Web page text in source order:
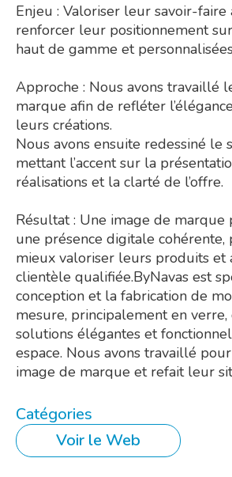
Enjeu : Valoriser leur savoir-faire
renforcer leur positionnement
haut de gamme et
Approche : Nous avons travaillé
marque afin de refléter
leurs créations.
Nous avons ensuite redessiné le
mettant l’accent sur la
réalisations et la clarté de l’offre.
Résultat : Une image de
une présence digitale
mieux valoriser leurs produits et
clientèle qualifiée.ByNavas est
conception et la fabrication de
mesure, principalement en verre,
solutions élégantes et
espace. Nous avons travaillé
image de marque et refait leur
Catégories
Voir le Web